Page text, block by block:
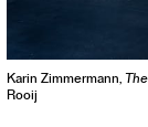
Karin Zimmermann,
Rooij